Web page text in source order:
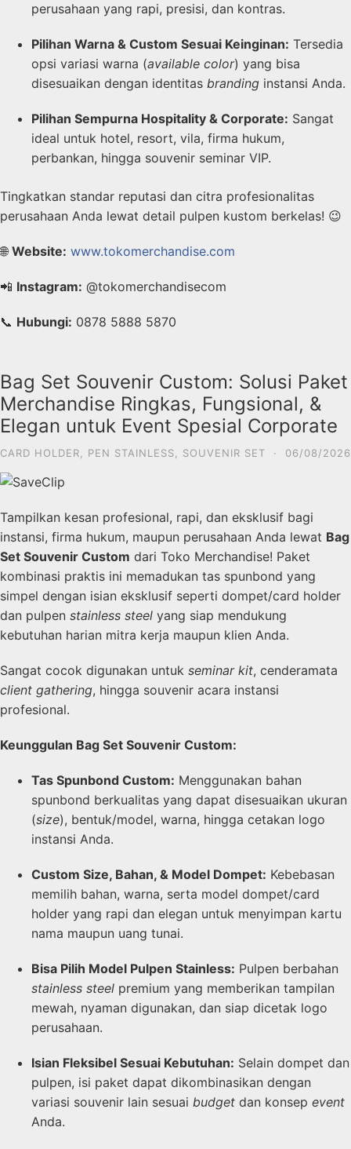
perusahaan yang rapi, presisi, dan kontras.
Pilihan Warna & Custom Sesuai Keinginan: Tersedia
opsi variasi warna (available color) yang bisa
disesuaikan dengan identitas branding instansi Anda.
Pilihan Sempurna Hospitality & Corporate: Sangat
ideal untuk hotel, resort, vila, firma hukum,
perbankan, hingga souvenir seminar VIP.
Tingkatkan standar reputasi dan citra profesionalitas
perusahaan Anda lewat detail pulpen kustom berkelas! 😉
🌐 Website: www.tokomerchandise.com
📲 Instagram: @tokomerchandisecom
📞 Hubungi: 0878 5888 5870
Bag Set Souvenir Custom: Solusi Paket
Merchandise Ringkas, Fungsional, &
Elegan untuk Event Spesial Corporate
CARD HOLDER PEN STAINLESS SOUVENIR SET · 06/08/2026
Tampilkan kesan profesional, rapi, dan eksklusif bagi
instansi, firma hukum, maupun perusahaan Anda lewat Bag
Set Souvenir Custom dari Toko Merchandise! Paket
kombinasi praktis ini memadukan tas spunbond yang
simpel dengan isian eksklusif seperti dompet/card holder
dan pulpen stainless steel yang siap mendukung
kebutuhan harian mitra kerja maupun klien Anda.
Sangat cocok digunakan untuk seminar kit, cenderamata
client gathering, hingga souvenir acara instansi
profesional.
Keunggulan Bag Set Souvenir Custom:
Tas Spunbond Custom: Menggunakan bahan
spunbond berkualitas yang dapat disesuaikan ukuran
(size), bentuk/model, warna, hingga cetakan logo
instansi Anda.
Custom Size, Bahan, & Model Dompet: Kebebasan
memilih bahan, warna, serta model dompet/card
holder yang rapi dan elegan untuk menyimpan kartu
nama maupun uang tunai.
Bisa Pilih Model Pulpen Stainless: Pulpen berbahan
stainless steel premium yang memberikan tampilan
mewah, nyaman digunakan, dan siap dicetak logo
perusahaan.
Isian Fleksibel Sesuai Kebutuhan: Selain dompet dan
pulpen, isi paket dapat dikombinasikan dengan
variasi souvenir lain sesuai budget dan konsep event
Anda.